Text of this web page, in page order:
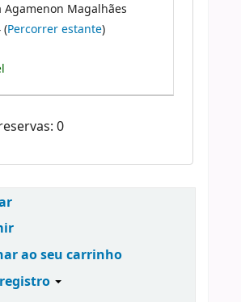
Agamenon Magalhães
(Percorrer estante)
0
ao seu carrinho